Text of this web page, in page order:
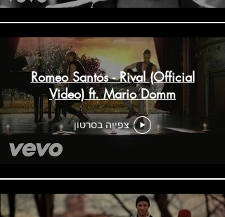
Romeo Santos - Rival (Official
Video) ft. Mario Domm
צפייה בסרטון